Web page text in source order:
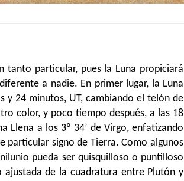
tanto particular, pues la Luna propiciará
a nadie. En primer lugar, la Luna
y 24 minutos, UT, cambiando el telón de
color, y poco tiempo después, a las 18
Llena a los 3º 34’ de Virgo, enfatizando
particular signo de Tierra. Como algunos
pueda ser quisquilloso o puntilloso
de la cuadratura entre Plutón y